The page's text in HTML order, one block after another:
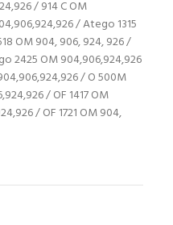
/ 914 C OM
/ Atego 1315
OM 904, 906, 924, 926 /
2425 OM 904,906,924,926
/ O 500M
/ OF 1417 OM
/ OF 1721 OM 904,